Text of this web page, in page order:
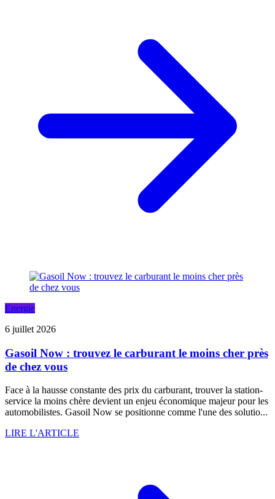
Energie
6 juillet 2026
Gasoil Now : trouvez le carburant le moins cher près
de chez vous
Face à la hausse constante des prix du carburant, trouver la station-
service la moins chère devient un enjeu économique majeur pour les
automobilistes. Gasoil Now se positionne comme l'une des solutio...
LIRE L'ARTICLE